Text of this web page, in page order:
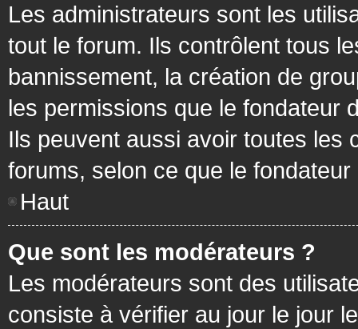
Les administrateurs sont les
tout le forum. Ils contrôlent tous
bannissement, la création de
les permissions que le fondateur
Ils peuvent aussi avoir toutes les
forums, selon ce que le
Haut
Que sont les modérateurs ?
Les modérateurs sont des
consiste à vérifier au jour le jour